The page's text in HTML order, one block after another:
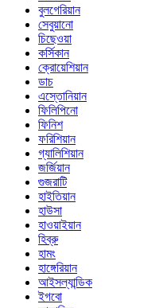
বুলগেরিয়ান
সেবুয়ানো
চিছেওয়া
কর্সিকান
ক্রোয়েশিয়ান
ডাচ
এস্তোনিয়ান
ফিলিপিনো
ফিনিশ
ফরিশিয়ান
গ্যালিশিয়ান
জর্জিয়ান
গুজরাটি
হাইতিয়ান
হাউসা
হাওয়াইয়ান
হিব্রু
হামং
হাঙ্গেরিয়ান
আইসল্যান্ডিক
ইগবো